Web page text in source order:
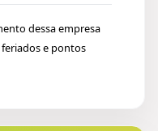
dessa empresa
e pontos